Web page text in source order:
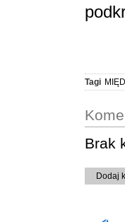
Tagi
Brak
Dodaj